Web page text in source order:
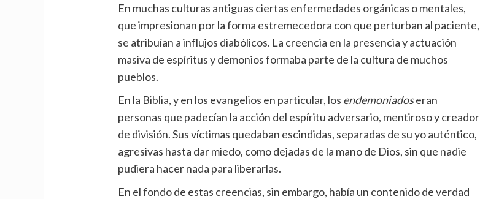
En muchas culturas antiguas ciertas enfermedades orgánicas o mentales,
que impresionan por la forma estremecedora con que perturban al paciente,
se atribuían a influjos diabólicos. La creencia en la presencia y actuación
masiva de espíritus y demonios formaba parte de la cultura de muchos
pueblos.
En la Biblia, y en los evangelios en particular, los endemoniadoseran
personas que padecían la acción del espíritu adversario, mentiroso y creador
de división. Sus víctimas quedaban escindidas, separadas de su yo auténtico,
agresivas hasta dar miedo, como dejadas de la mano de Dios, sin que nadie
pudiera hacer nada para liberarlas.
En el fondo de estas creencias, sin embargo, había un contenido de verdad